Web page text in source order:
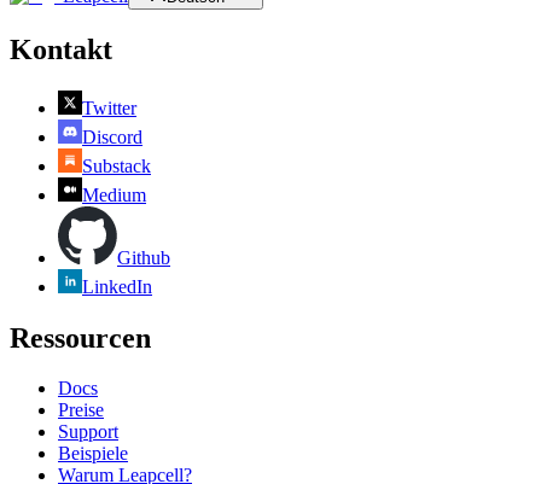
Kontakt
Twitter
Discord
Substack
Medium
Github
LinkedIn
Ressourcen
Docs
Preise
Support
Beispiele
Warum Leapcell?